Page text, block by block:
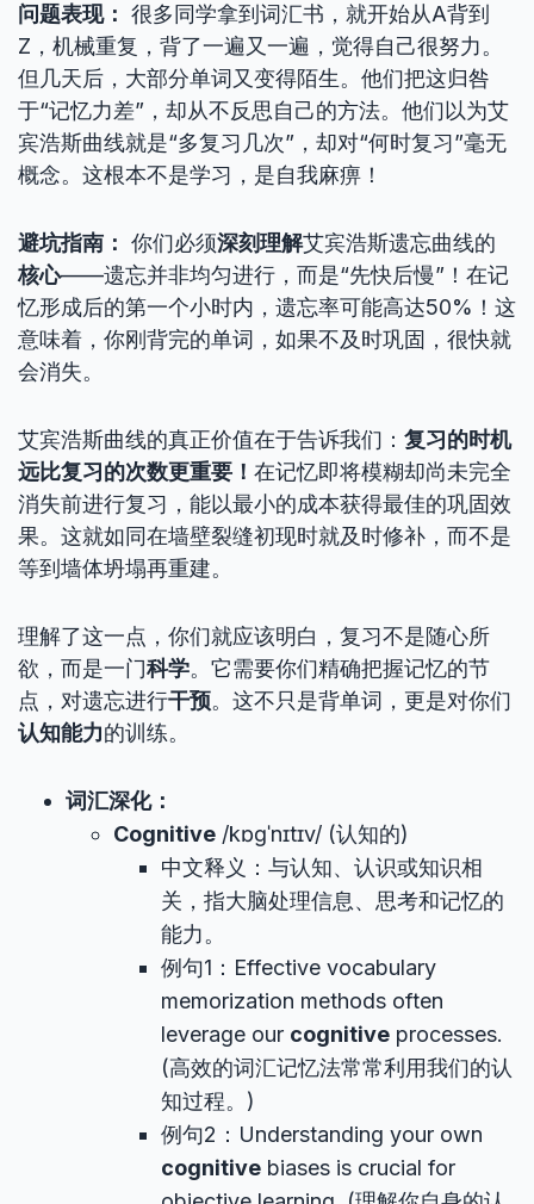
问题表现： 很多同学拿到词汇书，就开始从A背到
Z，机械重复，背了一遍又一遍，觉得自己很努力。
但几天后，大部分单词又变得陌生。他们把这归咎
于“记忆力差”，却从不反思自己的方法。他们以为艾
宾浩斯曲线就是“多复习几次”，却对“何时复习”毫无
概念。这根本不是学习，是自我麻痹！
避坑指南： 你们必须深刻理解艾宾浩斯遗忘曲线的
核心——遗忘并非均匀进行，而是“先快后慢”！在记
忆形成后的第一个小时内，遗忘率可能高达50%！这
意味着，你刚背完的单词，如果不及时巩固，很快就
会消失。
艾宾浩斯曲线的真正价值在于告诉我们： 复习的时机
远比复习的次数更重要！ 在记忆即将模糊却尚未完全
消失前进行复习，能以最小的成本获得最佳的巩固效
果。这就如同在墙壁裂缝初现时就及时修补，而不是
等到墙体坍塌再重建。
理解了这一点，你们就应该明白，复习不是随心所
欲，而是一门科学。它需要你们精确把握记忆的节
点，对遗忘进行干预。这不只是背单词，更是对你们
认知能力的训练。
词汇深化：
Cognitive /kɒɡˈnɪtɪv/ (认知的)
中文释义：与认知、认识或知识相
关，指大脑处理信息、思考和记忆的
能力。
例句1：Effective vocabulary
memorization methods often
leverage our cognitive processes.
(高效的词汇记忆法常常利用我们的认
知过程。)
例句2：Understanding your own
cognitive biases is crucial for